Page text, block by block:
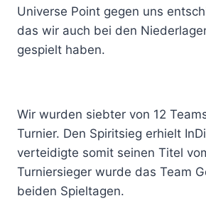
Universe Point gegen uns
das wir auch bei den
gespielt haben.
Wir wurden siebter von 12
Turnier. Den Spiritsieg erhielt
verteidigte somit seinen Titel
Turniersieger wurde das Team
beiden Spieltagen.